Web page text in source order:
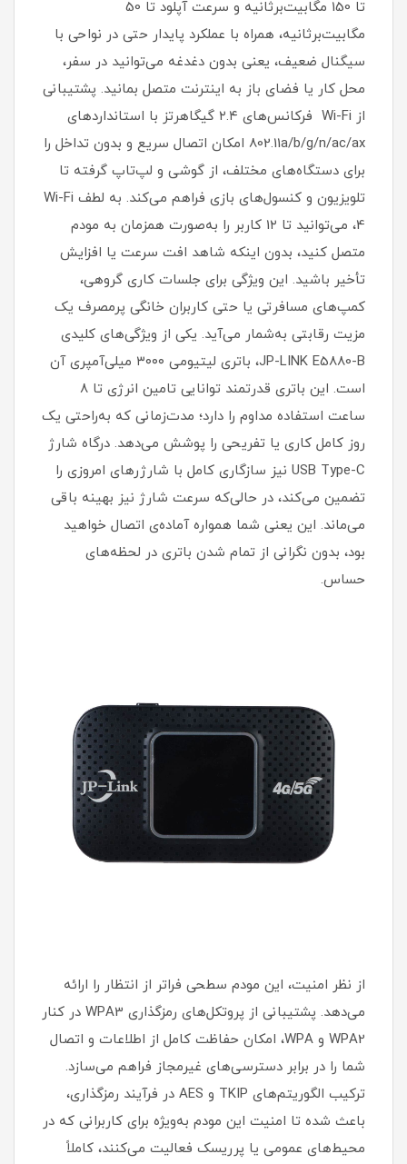
تا 150 مگابیت‌برثانیه و سرعت آپلود تا 50
مگابیت‌برثانیه، همراه با عملکرد پایدار حتی در نواحی با
سیگنال ضعیف، یعنی بدون دغدغه می‌توانید در سفر،
محل کار یا فضای باز به اینترنت متصل بمانید. پشتیبانی
از Wi-Fi فرکانس‌های ۲.۴ گیگاهرتز با استانداردهای
802.11a/b/g/n/ac/ax امکان اتصال سریع و بدون تداخل را
برای دستگاه‌های مختلف، از گوشی و لپ‌تاپ گرفته تا
تلویزیون و کنسول‌های بازی فراهم می‌کند. به لطف Wi-Fi
4، می‌توانید تا 1۲ کاربر را به‌صورت همزمان به مودم
متصل کنید، بدون اینکه شاهد افت سرعت یا افزایش
تأخیر باشید. این ویژگی برای جلسات کاری گروهی،
کمپ‌های مسافرتی یا حتی کاربران خانگی پرمصرف یک
مزیت رقابتی به‌شمار می‌آید. یکی از ویژگی‌های کلیدی
JP-LINK E5880-B، باتری لیتیومی ۳۰۰۰ میلی‌آمپری آن
است. این باتری قدرتمند توانایی تامین انرژی تا ۸
ساعت استفاده مداوم را دارد؛ مدت‌زمانی که به‌راحتی یک
روز کامل کاری یا تفریحی را پوشش می‌دهد. درگاه شارژ
USB Type-C نیز سازگاری کامل با شارژرهای امروزی را
تضمین می‌کند، در حالی‌که سرعت شارژ نیز بهینه باقی
می‌ماند. این یعنی شما همواره آماده‌ی اتصال خواهید
بود، بدون نگرانی از تمام شدن باتری در لحظه‌های
حساس.
از نظر امنیت، این مودم سطحی فراتر از انتظار را ارائه
می‌دهد. پشتیبانی از پروتکل‌های رمزگذاری WPA3 در کنار
WPA2 و WPA، امکان حفاظت کامل از اطلاعات و اتصال
شما را در برابر دسترسی‌های غیرمجاز فراهم می‌سازد.
ترکیب الگوریتم‌های TKIP و AES در فرآیند رمزگذاری،
باعث شده تا امنیت این مودم به‌ویژه برای کاربرانی که در
محیط‌های عمومی یا پرریسک فعالیت می‌کنند، کاملاً